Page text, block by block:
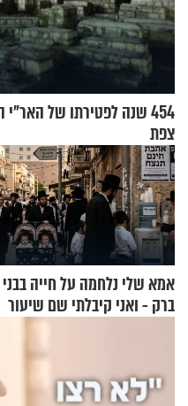
צפת
אמא שלי נלחמה על חייה בבני
ברק - ואני קיבלתי שם שיעור